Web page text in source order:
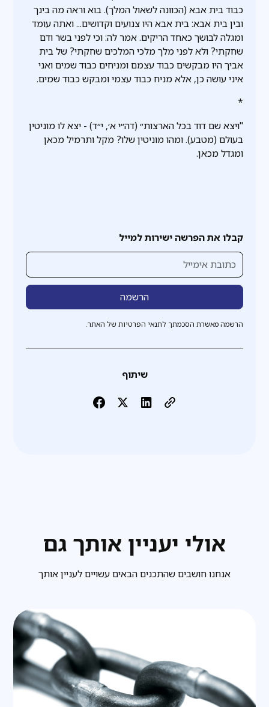
קבלו את הפרשה ישירות למייל
הרשמה מאשרת הסכמתך לתנאי הפרטיות של האתר.
שיתוף
כבוד בית אבא (הכוונה לשאול המלך). בוא וראה מה בינך
ובין בית אבא: בית אבא היו צנועים וקדושים... ואתה עומד
ומגלה לבושך כאחד הריקים. אמר לה: וכי לפני בשר ודם
שחקתי? ולא לפני מלך מלכי המלכים שחקתי? של בית
אביך היו מבקשים כבוד עצמם ומניחים כבוד שמים ואני
איני עושה כן, אלא מניח כבוד עצמי ומבקש כבוד שמים.
*
"ויצא שם דוד בכל הארצות״ (דה״י א׳, י״ד) - יצא לו מוניטין
בעולם (מטבע). ומהו מוניטין שלו? מקל ותרמיל מכאן
ומגדל מכאן.
אולי יעניין אותך גם
אנחנו חושבים שהתכנים הבאים עשויים לעניין אותך